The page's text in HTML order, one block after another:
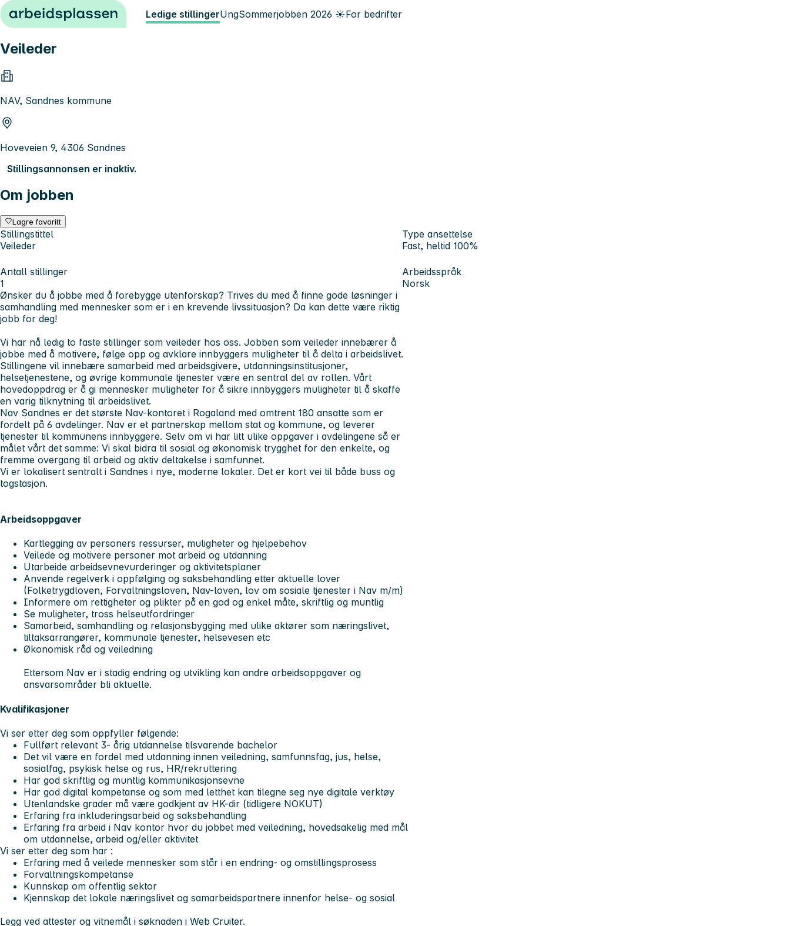
Hopp til innhold Ledige stillingerUngSommerjobben 2026 ☀️For bedrifter
Veileder
NAV, Sandnes kommune
Hoveveien 9, 4306 Sandnes
Stillingsannonsen er inaktiv.
Om jobben
Lagre favoritt
Stillingstittel
Veileder
Type ansettelse
Fast, heltid 100%
Antall stillinger
1
Arbeidsspråk
Norsk
Ønsker du å jobbe med å forebygge utenforskap? Trives du med å finne gode løsninger i
samhandling med mennesker som er i en krevende livssituasjon? Da kan dette være riktig
jobb for deg!
Vi har nå ledig to faste stillinger som veileder hos oss. Jobben som veileder innebærer å
jobbe med å motivere, følge opp og avklare innbyggers muligheter til å delta i arbeidslivet.
Stillingene vil innebære samarbeid med arbeidsgivere, utdanningsinstitusjoner,
helsetjenestene, og øvrige kommunale tjenester være en sentral del av rollen. Vårt
hovedoppdrag er å gi mennesker muligheter for å sikre innbyggers muligheter til å skaffe
en varig tilknytning til arbeidslivet.
Nav Sandnes er det største Nav-kontoret i Rogaland med omtrent 180 ansatte som er
fordelt på 6 avdelinger. Nav er et partnerskap mellom stat og kommune, og leverer
tjenester til kommunens innbyggere. Selv om vi har litt ulike oppgaver i avdelingene så er
målet vårt det samme: Vi skal bidra til sosial og økonomisk trygghet for den enkelte, og
fremme overgang til arbeid og aktiv deltakelse i samfunnet.
Vi er lokalisert sentralt i Sandnes i nye, moderne lokaler. Det er kort vei til både buss og
togstasjon.
Arbeidsoppgaver
Kartlegging av personers ressurser, muligheter og hjelpebehov
Veilede og motivere personer mot arbeid og utdanning
Utarbeide arbeidsevnevurderinger og aktivitetsplaner
Anvende regelverk i oppfølging og saksbehandling etter aktuelle lover
(Folketrygdloven, Forvaltningsloven, Nav-loven, lov om sosiale tjenester i Nav m/m)
Informere om rettigheter og plikter på en god og enkel måte, skriftlig og muntlig
Se muligheter, tross helseutfordringer
Samarbeid, samhandling og relasjonsbygging med ulike aktører som næringslivet,
tiltaksarrangører, kommunale tjenester, helsevesen etc
Økonomisk råd og veiledning
Ettersom Nav er i stadig endring og utvikling kan andre arbeidsoppgaver og
ansvarsområder bli aktuelle.
Kvalifikasjoner
Vi ser etter deg som oppfyller følgende:
Fullført relevant 3- årig utdannelse tilsvarende bachelor
Det vil være en fordel med utdanning innen veiledning, samfunnsfag, jus, helse,
sosialfag, psykisk helse og rus, HR/rekruttering
Har god skriftlig og muntlig kommunikasjonsevne
Har god digital kompetanse og som med letthet kan tilegne seg nye digitale verktøy
Utenlandske grader må være godkjent av HK-dir (tidligere NOKUT)
Erfaring fra inkluderingsarbeid og saksbehandling
Erfaring fra arbeid i Nav kontor hvor du jobbet med veiledning, hovedsakelig med mål
om utdannelse, arbeid og/eller aktivitet
Vi ser etter deg som har :
Erfaring med å veilede mennesker som står i en endring- og omstillingsprosess
Forvaltningskompetanse
Kunnskap om offentlig sektor
Kjennskap det lokale næringslivet og samarbeidspartnere innenfor helse- og sosial
Legg ved attester og vitnemål i søknaden i Web Cruiter.